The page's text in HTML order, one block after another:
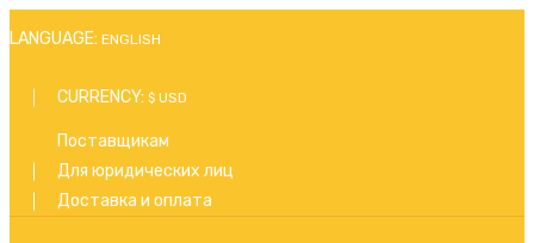
LANGUAGE: ENGLISH
CURRENCY: $ USD
Поставщикам
Для юридических лиц
Доставка и оплата